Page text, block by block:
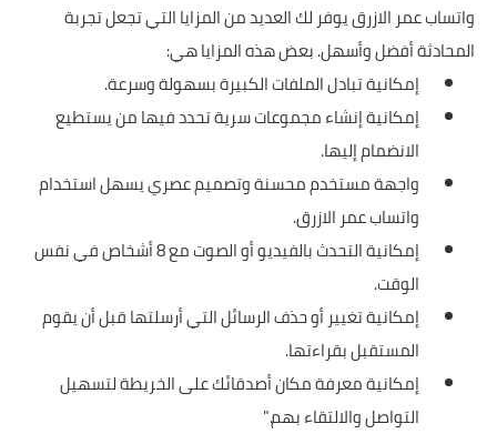
واتساب عمر الازرق يوفر لك العديد من المزايا التي تجعل تجربة
المحادثة أفضل وأسهل. بعض هذه المزايا هي:
إمكانية تبادل الملفات الكبيرة بسهولة وسرعة.
إمكانية إنشاء مجموعات سرية تحدد فيها من يستطيع
الانضمام إليها.
واجهة مستخدم محسنة وتصميم عصري يسهل استخدام
واتساب عمر الازرق.
إمكانية التحدث بالفيديو أو الصوت مع 8 أشخاص في نفس
الوقت.
إمكانية تغيير أو حذف الرسائل التي أرسلتها قبل أن يقوم
المستقبل بقراءتها.
إمكانية معرفة مكان أصدقائك على الخريطة لتسهيل
التواصل والالتقاء بهم."